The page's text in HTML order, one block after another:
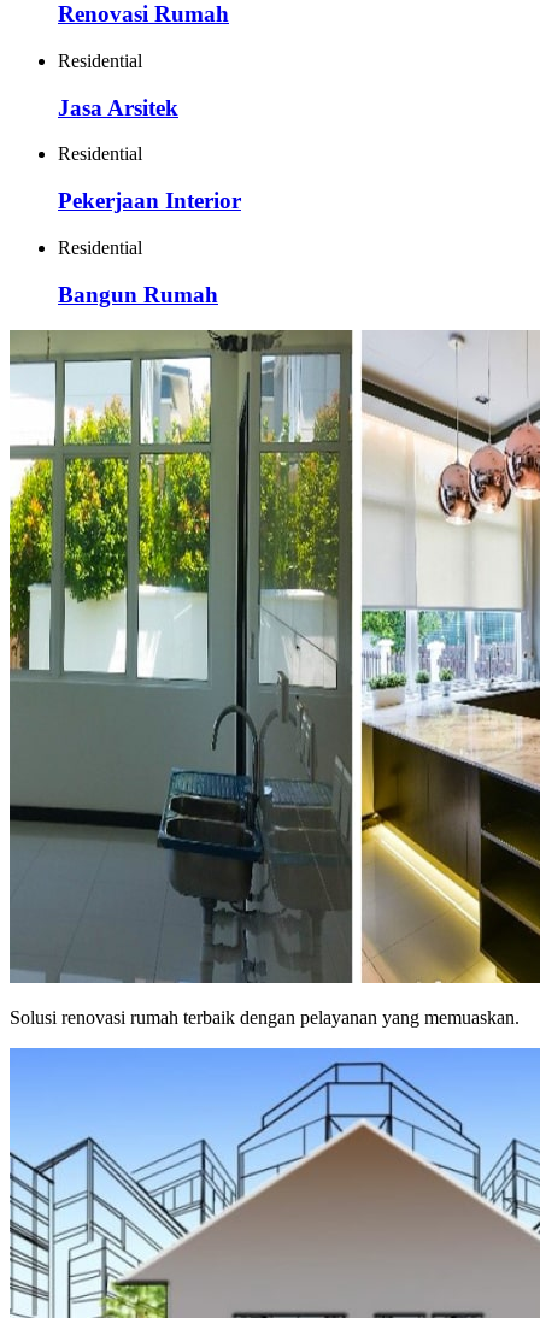
Renovasi Rumah
Residential
Jasa Arsitek
Residential
Pekerjaan Interior
Residential
Bangun Rumah
Solusi renovasi rumah terbaik dengan pelayanan yang memuaskan.